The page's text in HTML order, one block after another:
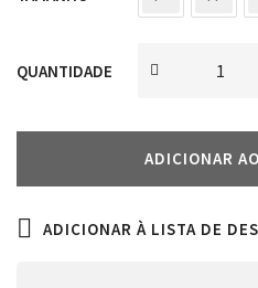
QUANTIDADE
ADICIONAR
ADICIONAR À LISTA DE